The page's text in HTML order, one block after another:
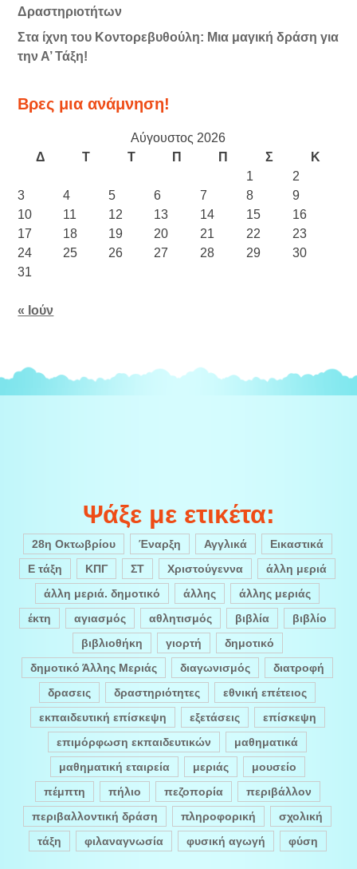
Δραστηριοτήτων
Στα ίχνη του Κοντορεβυθούλη: Μια μαγική δράση για
την Α’ Τάξη!
Βρες μια ανάμνηση!
Αύγουστος 2026
Δ
Τ Τ Π Π Σ
Κ
1
2
3
4 5 6 7 8
9
10
11 12 13 14 15
16
17
18 19 20 21 22
23
24
25 26 27 28 29
30
31
« Ιούν
Ψάξε με ετικέτα:
28η Οκτωβρίου Έναρξη Αγγλικά
Εικαστικά
Ε τάξη
ΚΠΓ ΣΤ Χριστούγεννα
άλλη μεριά
άλλη μεριά. δημοτικό
άλλης
άλλης μεριάς
έκτη
αγιασμός αθλητισμός βιβλία
βιβλίο
βιβλιοθήκη
γιορτή
δημοτικό
δημοτικό Άλλης Μεριάς
διαγωνισμός
διατροφή
δρασεις
δραστηριότητες
εθνική επέτειος
εκπαιδευτική επίσκεψη
εξετάσεις
επίσκεψη
επιμόρφωση εκπαιδευτικών
μαθηματικά
μαθηματική εταιρεία
μεριάς
μουσείο
πέμπτη
πήλιο πεζοπορία
περιβάλλον
περιβαλλοντική δράση
πληροφορική
σχολική
τάξη
φιλαναγνωσία φυσική αγωγή φύση